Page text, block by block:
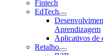
Fintech
EdTech
Aprendizagem
Aplicativos de
Retalho